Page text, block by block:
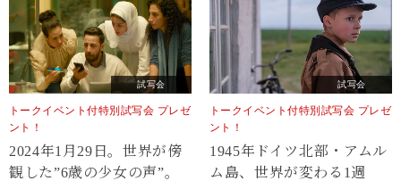
試写会
トークイベント付特別試写会 プレゼ
ント！
2024年1月29日。世界が傍
観した”6歳の少女の声”。
試写会
トークイベント付特別試写会 プレゼ
ント！
1945年ドイツ北部・アムル
ム島、世界が変わる1週